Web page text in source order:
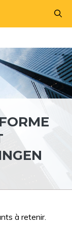
à retenir.